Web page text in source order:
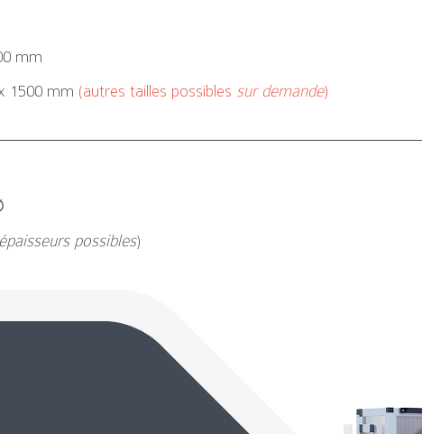
mm
1500 mm (autres tailles possibles sur demande)
possibles)